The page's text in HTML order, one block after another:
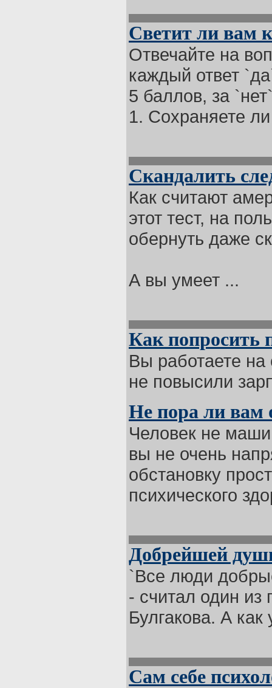
Светит ли вам
Отвечайте на
каждый ответ
5 баллов, за
1. Сохраняете
Скандалить
Как считают
этот тест, на
обернуть даже
А вы умеет ...
Как попросить
Вы работаете
не повысили
Не пора ли вам
Человек не
вы не очень
обстановку
психического
Добрейшей
`Все люди
- считал один из
Булгакова. А
Сам себе